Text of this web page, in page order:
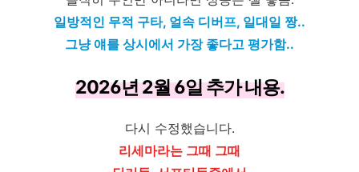
일방적인 무적 구타, 얼속 디버프, 일대일 짱..
그냥 얘를 상시에서 가장 좋다고 평가함..
2026년 2월 6일 추가 내용.
다시 수정했습니다.
리세마라는 그때 그때